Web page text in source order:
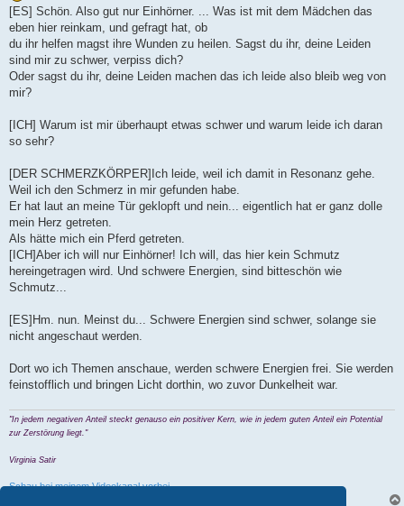
[ES] Schön. Also gut nur Einhörner. ... Was ist mit dem Mädchen das
eben hier reinkam, und gefragt hat, ob
du ihr helfen magst ihre Wunden zu heilen. Sagst du ihr, deine Leiden
sind mir zu schwer, verpiss dich?
Oder sagst du ihr, deine Leiden machen das ich leide also bleib weg von
mir?
[ICH] Warum ist mir überhaupt etwas schwer und warum leide ich daran
so sehr?
[DER SCHMERZKÖRPER]Ich leide, weil ich damit in Resonanz gehe.
Weil ich den Schmerz in mir gefunden habe.
Er hat laut an meine Tür geklopft und nein... eigentlich hat er ganz dolle
mein Herz getreten.
Als hätte mich ein Pferd getreten.
[ICH]Aber ich will nur Einhörner! Ich will, das hier kein Schmutz
hereingetragen wird. Und schwere Energien, sind bitteschön wie
Schmutz...
[ES]Hm. nun. Meinst du... Schwere Energien sind schwer, solange sie
nicht angeschaut werden.
Dort wo ich Themen anschaue, werden schwere Energien frei. Sie werden
feinstofflich und bringen Licht dorthin, wo zuvor Dunkelheit war.
"In jedem negativen Anteil steckt genauso ein positiver Kern, wie in jedem guten Anteil ein Potential
zur Zerstörung liegt."
Virginia Satir
Schau bei meinem Videokanal vorbei